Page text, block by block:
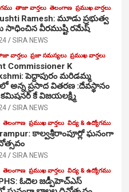
తాజా వార్తలు తెలంగాణ ప్రముఖ వార్తలు
Ramesh: మూడు ప్రభుత్వ
సాధించిన వీరముష్టి రమేష్
SIRA NEWS
వార్తలు ప్రజా సమస్యలు ప్రముఖ వార్తలు
Commissioner K
పెద్దాపురం మరిడమ్మ
అన్న ప్రసాద వితరణ :దేవస్థానం
కమిషనర్ కే విజయలక్ష్మి
SIRA NEWS
తెలంగాణ ప్రముఖ వార్తలు విద్య & ఉద్యోగము
కాల్వశ్రీరాంపూర్లో ఘనంగా
SIRA NEWS
తెలంగాణ ప్రముఖ వార్తలు విద్య & ఉద్యోగము
ఓదెల జ‌డ్పీహెచ్ఎస్